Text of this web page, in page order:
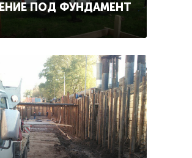
ПОД ФУНДАМЕНТ